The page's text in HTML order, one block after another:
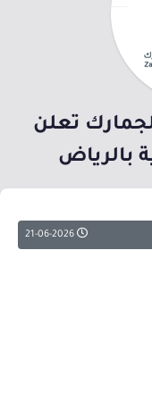
تعلن
بالرياض